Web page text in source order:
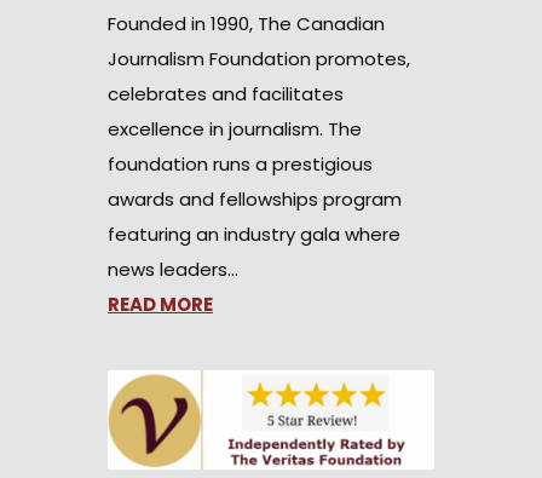
Founded in 1990, The Canadian
Journalism Foundation promotes,
celebrates and facilitates
excellence in journalism. The
foundation runs a prestigious
awards and fellowships program
featuring an industry gala where
news leaders…
READ MORE